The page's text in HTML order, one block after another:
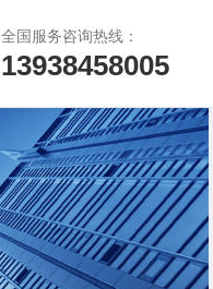
全国服务咨询热线：
13938458005